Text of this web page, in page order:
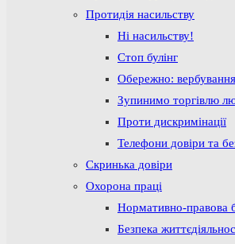
Протидія насильству
Ні насильству!
Стоп булінг
Обережно: вербування
Зупинимо торгівлю
Проти дискримінації
Телефони довіри та
Скринька довіри
Охорона праці
Нормативно-правова
Безпека